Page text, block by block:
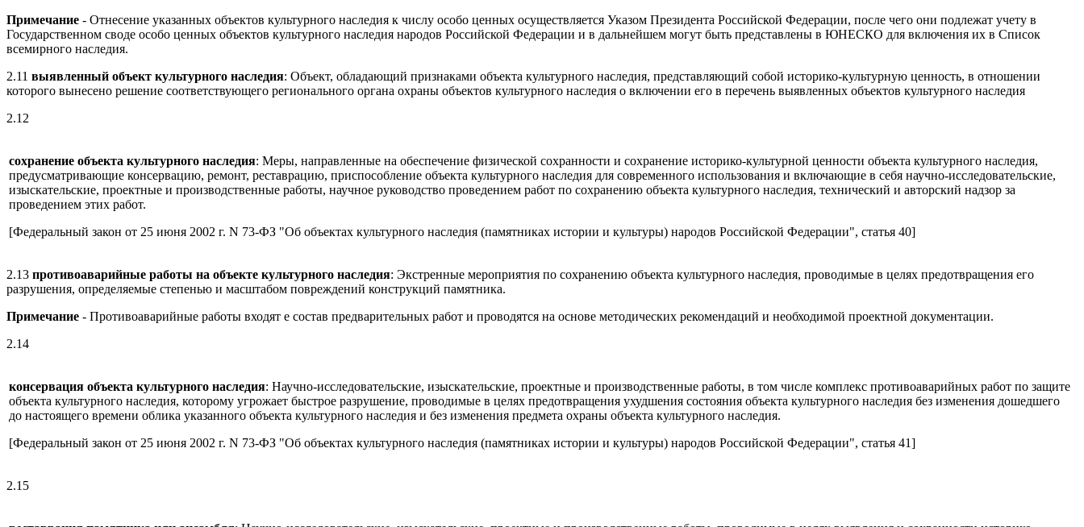
Примечание - Отнесение указанных объектов культурного наследия к числу особо ценных осуществляется Указом Президента Российской Федерации, после чего они подлежат учету в
Государственном своде особо ценных объектов культурного наследия народов Российской Федерации и в дальнейшем могут быть представлены в ЮНЕСКО для включения их в Список
всемирного наследия.
2.11 выявленный объект культурного наследия: Объект, обладающий признаками объекта культурного наследия, представляющий собой историко-культурную ценность, в отношении
которого вынесено решение соответствующего регионального органа охраны объектов культурного наследия о включении его в перечень выявленных объектов культурного наследия
2.12
сохранение объекта культурного наследия: Меры, направленные на обеспечение физической сохранности и сохранение историко-культурной ценности объекта культурного наследия,
предусматривающие консервацию, ремонт, реставрацию, приспособление объекта культурного наследия для современного использования и включающие в себя научно-исследовательские,
изыскательские, проектные и производственные работы, научное руководство проведением работ по сохранению объекта культурного наследия, технический и авторский надзор за
проведением этих работ.
[Федеральный закон от 25 июня 2002 г. N 73-ФЗ "Об объектах культурного наследия (памятниках истории и культуры) народов Российской Федерации", статья 40]
2.13 противоаварийные работы на объекте культурного наследия: Экстренные мероприятия по сохранению объекта культурного наследия, проводимые в целях предотвращения его
разрушения, определяемые степенью и масштабом повреждений конструкций памятника.
Примечание - Противоаварийные работы входят е состав предварительных работ и проводятся на основе методических рекомендаций и необходимой проектной документации.
2.14
консервация объекта культурного наследия: Научно-исследовательские, изыскательские, проектные и производственные работы, в том числе комплекс противоаварийных работ по защите
объекта культурного наследия, которому угрожает быстрое разрушение, проводимые в целях предотвращения ухудшения состояния объекта культурного наследия без изменения дошедшего
до настоящего времени облика указанного объекта культурного наследия и без изменения предмета охраны объекта культурного наследия.
[Федеральный закон от 25 июня 2002 г. N 73-ФЗ "Об объектах культурного наследия (памятниках истории и культуры) народов Российской Федерации", статья 41]
2.15